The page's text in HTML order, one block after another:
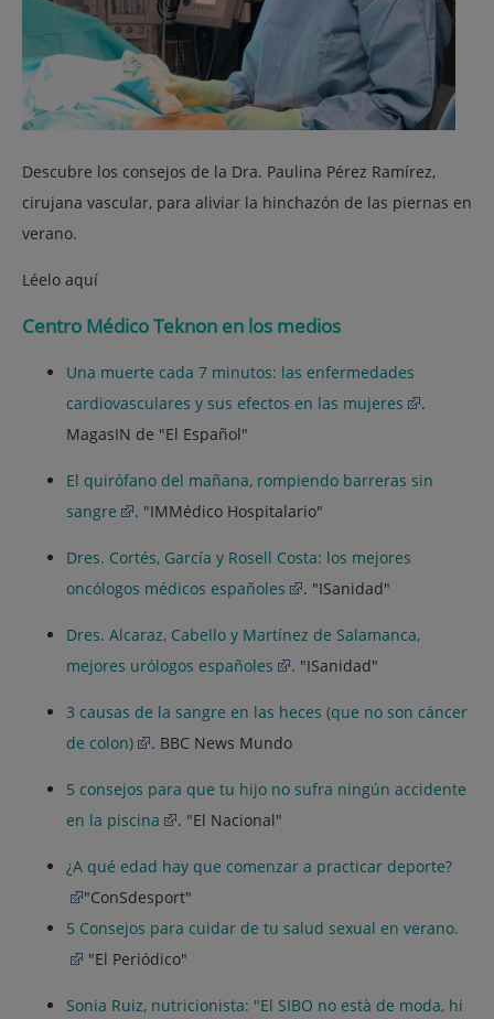
Descubre los consejos de la Dra. Paulina Pérez Ramírez,
cirujana vascular, para aliviar la hinchazón de las piernas en
verano.
Léelo aquí
Centro Médico Teknon en los medios
Una muerte cada 7 minutos: las enfermedades
cardiovasculares y sus efectos en las mujeres
.
MagasIN de "El Español"
El quirófano del mañana, rompiendo barreras sin
sangre
. "IMMédico Hospitalario"
Dres. Cortés, García y Rosell Costa: los mejores
oncólogos médicos españoles
. "ISanidad"
Dres. Alcaraz, Cabello y Martínez de Salamanca,
mejores urólogos españoles
. "ISanidad"
3 causas de la sangre en las heces (que no son cáncer
de colon)
. BBC News Mundo
5 consejos para que tu hijo no sufra ningún accidente
en la piscina
. "El Nacional"
¿A qué edad hay que comenzar a practicar deporte?
"ConSdesport"
5 Consejos para cuidar de tu salud sexual en verano.
"El Periódico"
Sonia Ruiz, nutricionista: "El SIBO no està de moda, hi